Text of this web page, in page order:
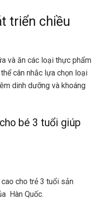
triển chiều
và ăn các loại thực phẩm
cân nhắc lựa chọn loại
dinh dưỡng và khoáng
bé 3 tuổi giúp
cho trẻ 3 tuổi sản
Hàn Quốc.